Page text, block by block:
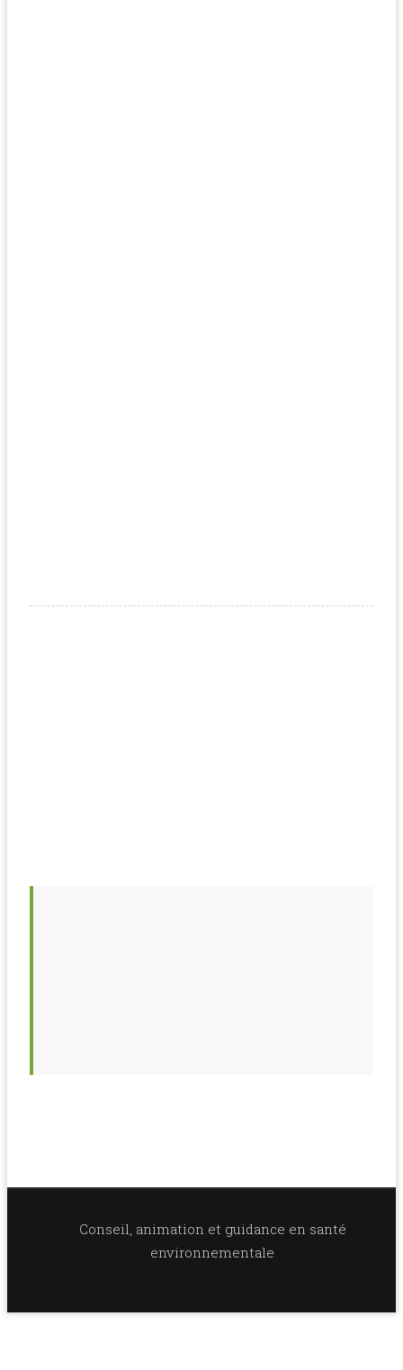
Conseil, animation et guidance en santé
environnementale